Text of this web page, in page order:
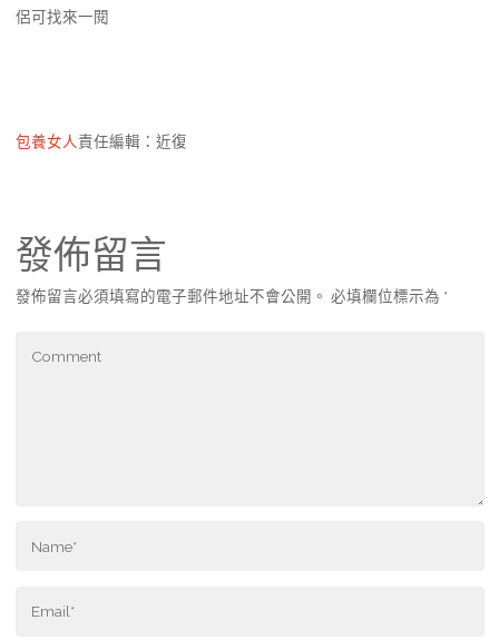
侶可找來一閱
包養女人責任編輯：近復
發佈留言
發佈留言必須填寫的電子郵件地址不會公開。 必填欄位標示為 *